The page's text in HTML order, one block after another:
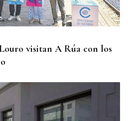
visitan A Rúa con los